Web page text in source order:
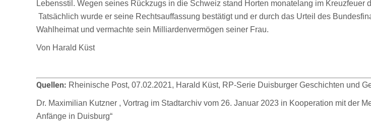
Lebensstil. Wegen seines Rückzugs in die Schweiz stand Horten monatelang im
Tatsächlich wurde er seine Rechtsauffassung bestätigt und er durch das Urteil des
Wahlheimat und vermachte sein Milliardenvermögen seiner Frau.
Von Harald Küst
Quellen: Rheinische Post, 07.02.2021, Harald Küst, RP-Serie Duisburger Geschichten und
Dr. Maximilian Kutzner , Vortrag im Stadtarchiv vom 26. Januar 2023 in Kooperation mit der
Anfänge in Duisburg“